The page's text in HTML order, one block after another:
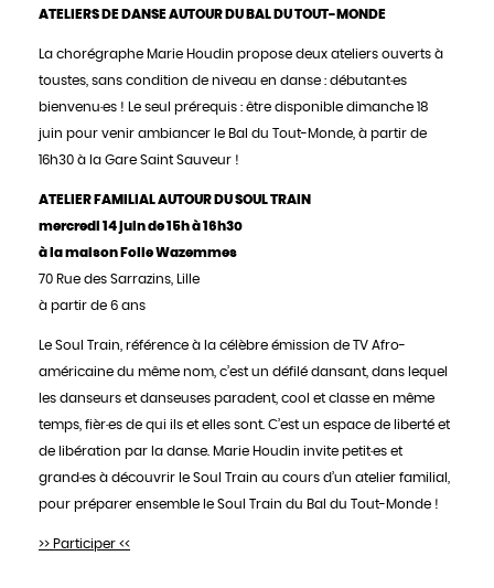
ATELIERS DE DANSE AUTOUR DU BAL DU TOUT-MONDE
La chorégraphe Marie Houdin propose deux ateliers ouverts à
toustes, sans condition de niveau en danse : débutant·es
bienvenu·es !
Le seul prérequis : être disponible dimanche 18
juin pour venir ambiancer le Bal du Tout-Monde , à partir de
16h30 à la Gare Saint Sauveur !
ATELIER FAMILIAL AUTOUR DU SOUL TRAIN
mercredi 14 juin de 15h à 16h30
à la maison Folie Wazemmes
70 Rue des Sarrazins, Lille
à partir de 6 ans
Le Soul Train, référence à la célèbre émission de TV Afro-
américaine du même nom, c’est un défilé dansant, dans lequel
les danseurs et danseuses paradent, cool et classe en même
temps, fièr·es de qui ils et elles sont. C’est un espace de liberté et
de libération par la danse. Marie Houdin invite petit·es et
grand·es à découvrir le Soul Train au cours d’un atelier familial,
pour préparer ensemble le Soul Train du Bal du Tout-Monde !
>> Participer <<